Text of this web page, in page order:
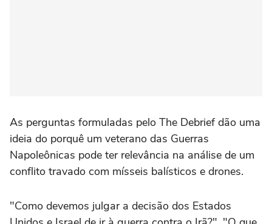
As perguntas formuladas pelo The Debrief dão uma
ideia do porquê um veterano das Guerras
Napoleônicas pode ter relevância na análise de um
conflito travado com mísseis balísticos e drones.
"Como devemos julgar a decisão dos Estados